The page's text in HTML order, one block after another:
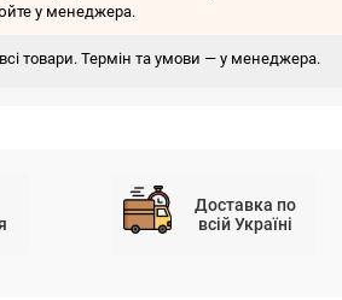
у менеджера.
товари. Термін та умови — у менеджера.
Доставка по
всій Україні